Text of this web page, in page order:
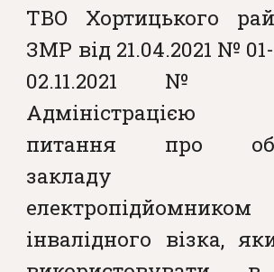
ТВО Хортицького
ЗМР від 21.04.2021 № 01-
02.11.2021 №
Адміністрацією
питання про
закладу
інвалідного візка,